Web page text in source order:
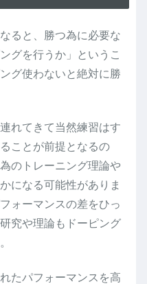
ると、勝つ為に必要な
グを行うか」というこ
グ使わないと絶対に勝
れてきて当然練習はす
ことが前提となるの
のトレーニング理論や
になる可能性がありま
ォーマンスの差をひっ
究や理論もドーピング
たパフォーマンスを高